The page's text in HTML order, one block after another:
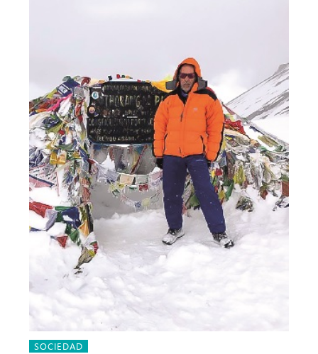
SOCIEDAD